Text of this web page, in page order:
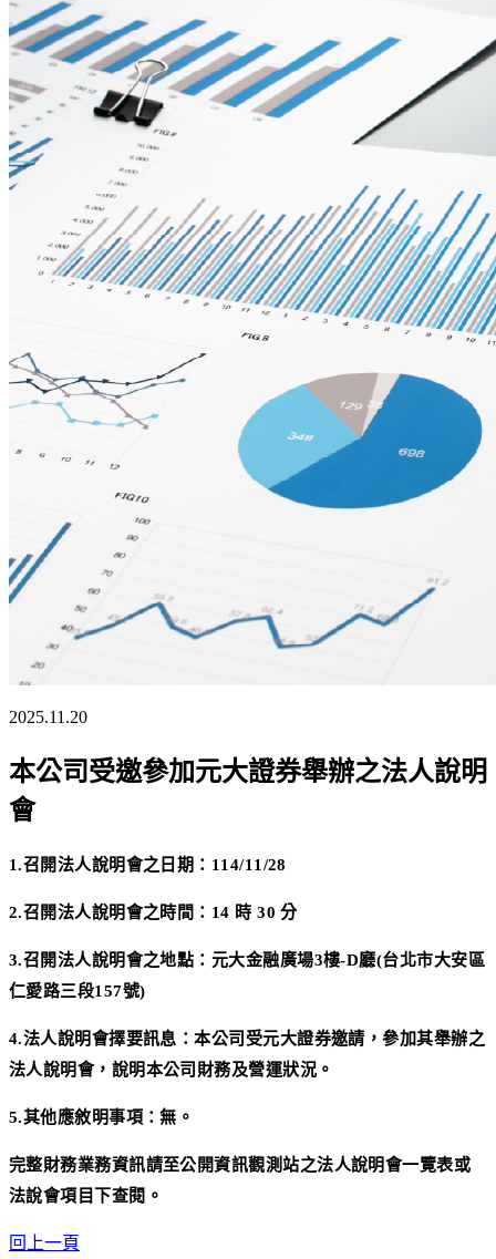
2025.11.20
本公司受邀參加元大證券舉辦之法人說明
會
1.召開法人說明會之日期：114/11/28
2.召開法人說明會之時間：14 時 30 分
3.召開法人說明會之地點：元大金融廣場3樓-D廳(台北市大安區
仁愛路三段157號)
4.法人說明會擇要訊息：本公司受元大證券邀請，參加其舉辦之
法人說明會，說明本公司財務及營運狀況。
5.其他應敘明事項：無。
完整財務業務資訊請至公開資訊觀測站之法人說明會一覽表或
法說會項目下查閱。
回上一頁